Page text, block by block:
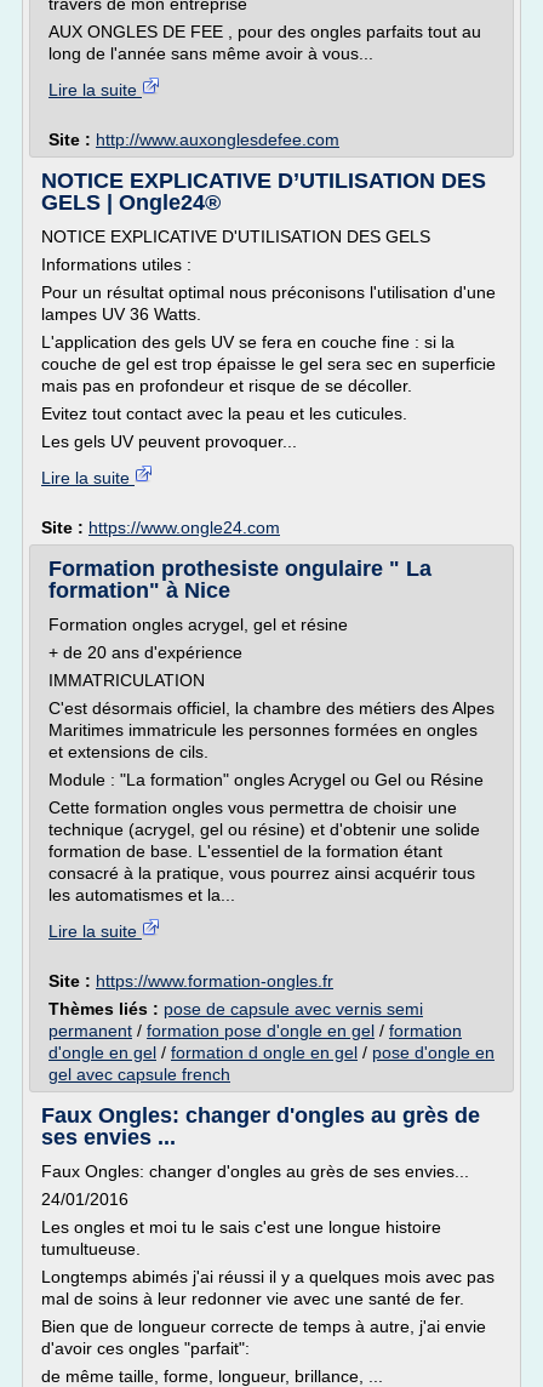
AUX ONGLES DE FEE , pour des ongles parfaits tout au
long de l'année sans même avoir à vous...
Lire la suite
Site : http://www.auxonglesdefee.com
NOTICE EXPLICATIVE D’UTILISATION DES
GELS | Ongle24®
NOTICE EXPLICATIVE D'UTILISATION DES GELS
Informations utiles :
Pour un résultat optimal nous préconisons l'utilisation d'une
lampes UV 36 Watts.
L'application des gels UV se fera en couche fine : si la
couche de gel est trop épaisse le gel sera sec en superficie
mais pas en profondeur et risque de se décoller.
Evitez tout contact avec la peau et les cuticules.
Les gels UV peuvent provoquer...
Lire la suite
Site : https://www.ongle24.com
Formation prothesiste ongulaire " La
formation" à Nice
Formation ongles acrygel, gel et résine
+ de 20 ans d'expérience
IMMATRICULATION
C'est désormais officiel, la chambre des métiers des Alpes
Maritimes immatricule les personnes formées en ongles
et extensions de cils.
Module : "La formation" ongles Acrygel ou Gel ou Résine
Cette formation ongles vous permettra de choisir une
technique (acrygel, gel ou résine) et d'obtenir une solide
formation de base. L'essentiel de la formation étant
consacré à la pratique, vous pourrez ainsi acquérir tous
les automatismes et la...
Lire la suite
Site : https://www.formation-ongles.fr
Thèmes liés : pose de capsule avec vernis semi
permanent / formation pose d'ongle en gel / formation
d'ongle en gel / formation d ongle en gel / pose d'ongle en
gel avec capsule french
Faux Ongles: changer d'ongles au grès de
ses envies ...
Faux Ongles: changer d'ongles au grès de ses envies...
24/01/2016
Les ongles et moi tu le sais c'est une longue histoire
tumultueuse.
Longtemps abimés j'ai réussi il y a quelques mois avec pas
mal de soins à leur redonner vie avec une santé de fer.
Bien que de longueur correcte de temps à autre, j'ai envie
d'avoir ces ongles "parfait":
de même taille, forme, longueur, brillance, ...